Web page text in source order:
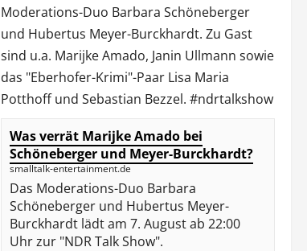
Moderations-Duo Barbara Schöneberger
und Hubertus Meyer-Burckhardt. Zu Gast
sind u.a. Marijke Amado, Janin Ullmann sowie
das "Eberhofer-Krimi"-Paar Lisa Maria
Potthoff und Sebastian Bezzel. #ndrtalkshow
Was verrät Marijke Amado bei
Schöneberger und Meyer-Burckhardt?
smalltalk-entertainment.de
Das Moderations-Duo Barbara
Schöneberger und Hubertus Meyer-
Burckhardt lädt am 7. August ab 22:00
Uhr zur "NDR Talk Show".